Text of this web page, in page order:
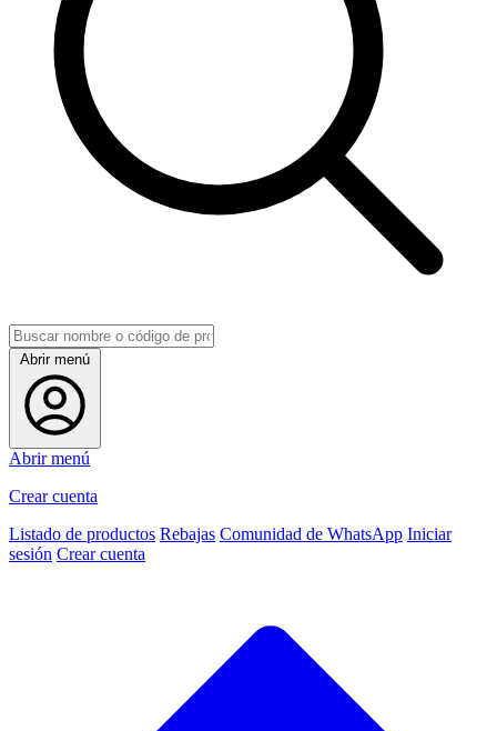
Abrir menú
Abrir menú
Crear cuenta
Listado de productos Rebajas Comunidad de WhatsApp Iniciar
sesión Crear cuenta